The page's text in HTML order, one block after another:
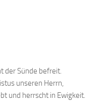
der Sünde befreit.
unseren Herrn,
und herrscht in Ewigkeit.